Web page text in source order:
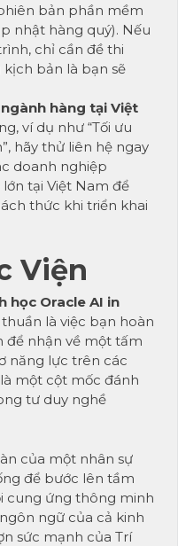
bản phần mềm
nhật hàng quý). Nếu
chỉ cần đề thi
bản là bạn sẽ
hàng tại Việt
ví dụ như “Tối ưu
hãy thử liên hệ ngay
doanh nghiệp
tại Việt Nam để
thức khi triển khai
Viện
học Oracle AI in
là việc bạn hoàn
nhận về một tấm
năng lực trên các
một cột mốc đánh
tư duy nghề
của một nhân sự
để bước lên tầm
cung ứng thông minh
ngữ của cả kinh
sức mạnh của Trí